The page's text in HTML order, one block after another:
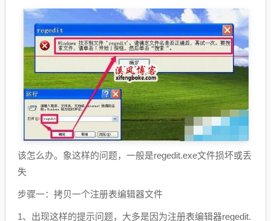
该怎么办。象这样的问题，一般是regedit.exe文件损坏或丢
失
步骤一：拷贝一个注册表编辑器文件
1、出现这样的提示问题，大多是因为注册表编辑器regedit.